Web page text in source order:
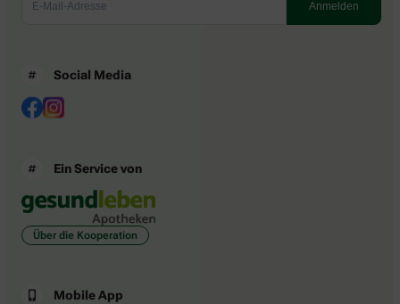
Social Media
Ein Service von
Über die Kooperation
Mobile App